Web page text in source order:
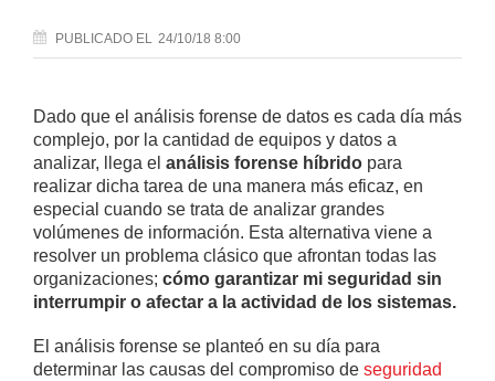
PUBLICADO EL 24/10/18 8:00
Dado que el análisis forense de datos es cada día más
complejo, por la cantidad de equipos y datos a
analizar, llega el análisis forense híbrido para
realizar dicha tarea de una manera más eficaz, en
especial cuando se trata de analizar grandes
volúmenes de información. Esta alternativa viene a
resolver un problema clásico que afrontan todas las
organizaciones; cómo garantizar mi seguridad sin
interrumpir o afectar a la actividad de los sistemas.
El análisis forense se planteó en su día para
determinar las causas del compromiso de seguridad